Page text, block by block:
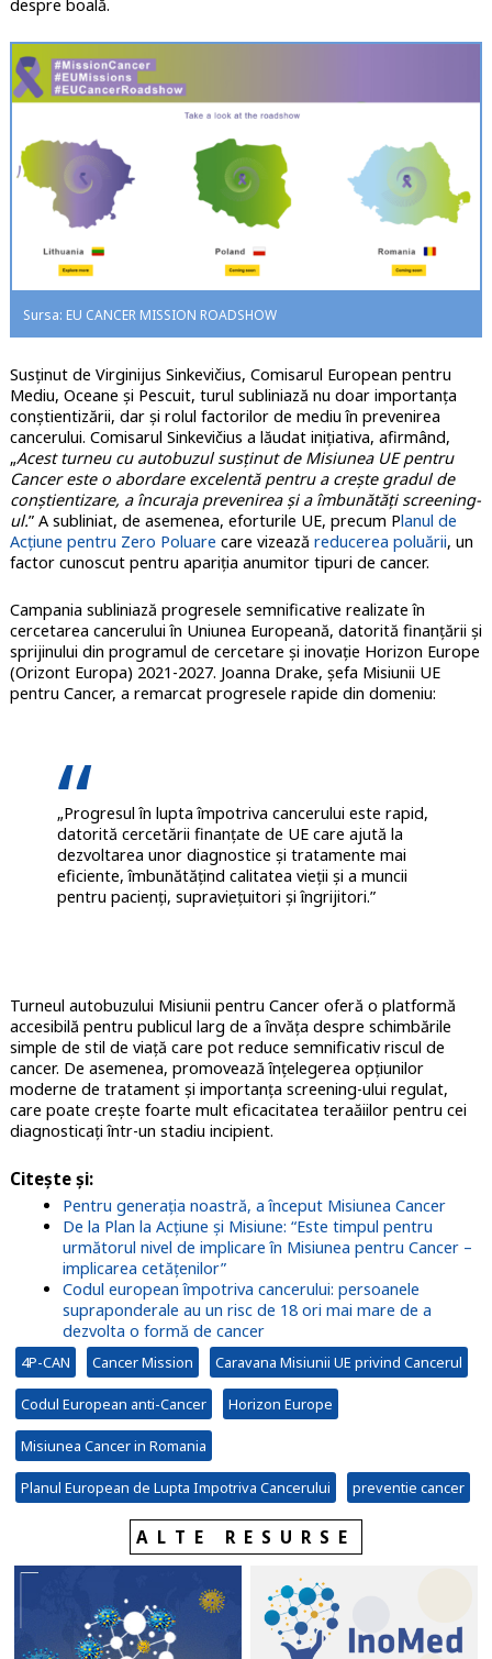
despre boală.
Sursa: EU CANCER MISSION ROADSHOW
Susținut de Virginijus Sinkevičius, Comisarul European pentru
Mediu, Oceane și Pescuit, turul subliniază nu doar importanța
conștientizării, dar și rolul factorilor de mediu în prevenirea
cancerului. Comisarul Sinkevičius a lăudat inițiativa, afirmând,
„Acest turneu cu autobuzul susținut de Misiunea UE pentru
Cancer este o abordare excelentă pentru a crește gradul de
conștientizare, a încuraja prevenirea și a îmbunătăți screening-
ul.” A subliniat, de asemenea, eforturile UE, precum Planul de
Acțiune pentru Zero Poluare care vizează reducerea poluării, un
factor cunoscut pentru apariția anumitor tipuri de cancer.
Campania subliniază progresele semnificative realizate în
cercetarea cancerului în Uniunea Europeană, datorită finanțării și
sprijinului din programul de cercetare și inovație Horizon Europe
(Orizont Europa) 2021-2027. Joanna Drake, șefa Misiunii UE
pentru Cancer, a remarcat progresele rapide din domeniu:
„Progresul în lupta împotriva cancerului este rapid,
datorită cercetării finanțate de UE care ajută la
dezvoltarea unor diagnostice și tratamente mai
eficiente, îmbunătățind calitatea vieții și a muncii
pentru pacienți, supraviețuitori și îngrijitori.”
Turneul autobuzului Misiunii pentru Cancer oferă o platformă
accesibilă pentru publicul larg de a învăța despre schimbările
simple de stil de viață care pot reduce semnificativ riscul de
cancer. De asemenea, promovează înțelegerea opțiunilor
moderne de tratament și importanța screening-ului regulat,
care poate crește foarte mult eficacitatea teraăiilor pentru cei
diagnosticați într-un stadiu incipient.
Citește și:
Pentru generația noastră, a început Misiunea Cancer
De la Plan la Acțiune și Misiune: “Este timpul pentru
următorul nivel de implicare în Misiunea pentru Cancer –
implicarea cetățenilor”
Codul european împotriva cancerului: persoanele
supraponderale au un risc de 18 ori mai mare de a
dezvolta o formă de cancer
4P-CAN Cancer Mission Caravana Misiunii UE privind Cancerul
Codul European anti-Cancer Horizon Europe
Misiunea Cancer in Romania
Planul European de Lupta Impotriva Cancerului preventie cancer
ALTE RESURSE